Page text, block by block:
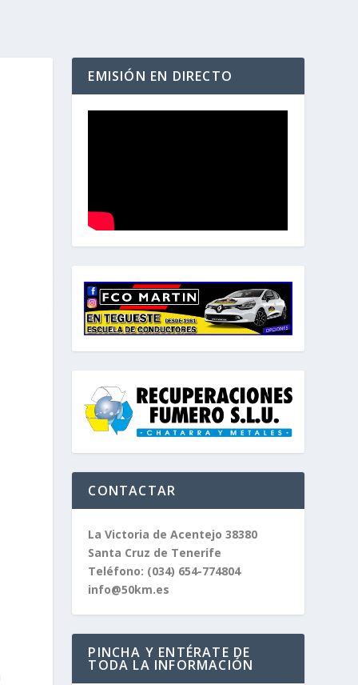
EMISIÓN EN DIRECTO
CONTACTAR
La Victoria de Acentejo 38380
Santa Cruz de Tenerife
Teléfono: (034) 654-774804
info@50km.es
PINCHA Y ENTÉRATE DE
TODA LA INFORMACIÓN